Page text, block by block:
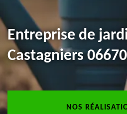
Entreprise de
Castagniers 06670
NOS